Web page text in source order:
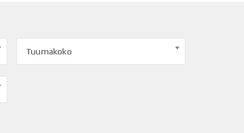
Tuumakoko